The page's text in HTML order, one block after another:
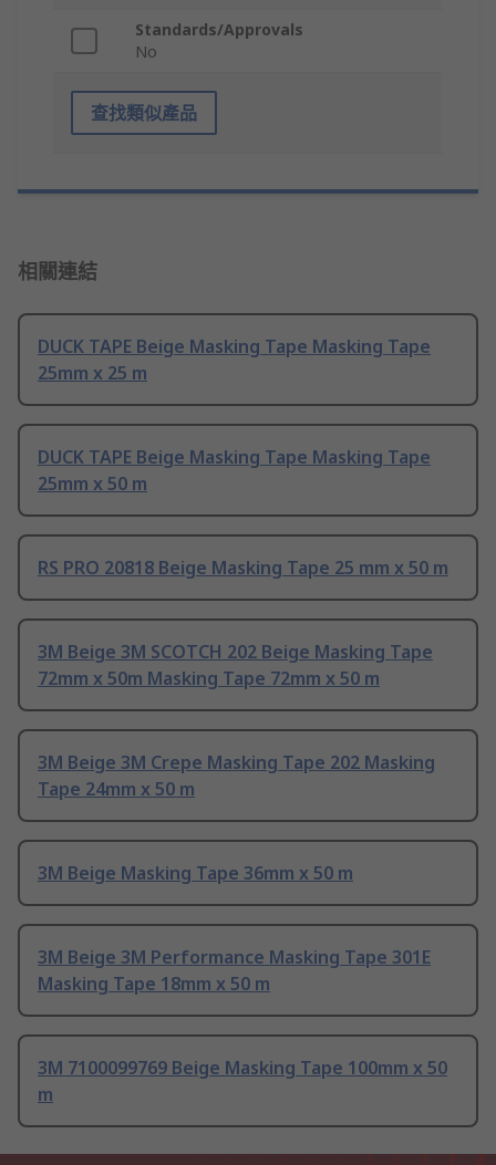
Standards/Approvals
No
查找類似產品
相關連結
DUCK TAPE Beige Masking Tape Masking Tape
25mm x 25 m
DUCK TAPE Beige Masking Tape Masking Tape
25mm x 50 m
RS PRO 20818 Beige Masking Tape 25 mm x 50 m
3M Beige 3M SCOTCH 202 Beige Masking Tape
72mm x 50m Masking Tape 72mm x 50 m
3M Beige 3M Crepe Masking Tape 202 Masking
Tape 24mm x 50 m
3M Beige Masking Tape 36mm x 50 m
3M Beige 3M Performance Masking Tape 301E
Masking Tape 18mm x 50 m
3M 7100099769 Beige Masking Tape 100mm x 50
m